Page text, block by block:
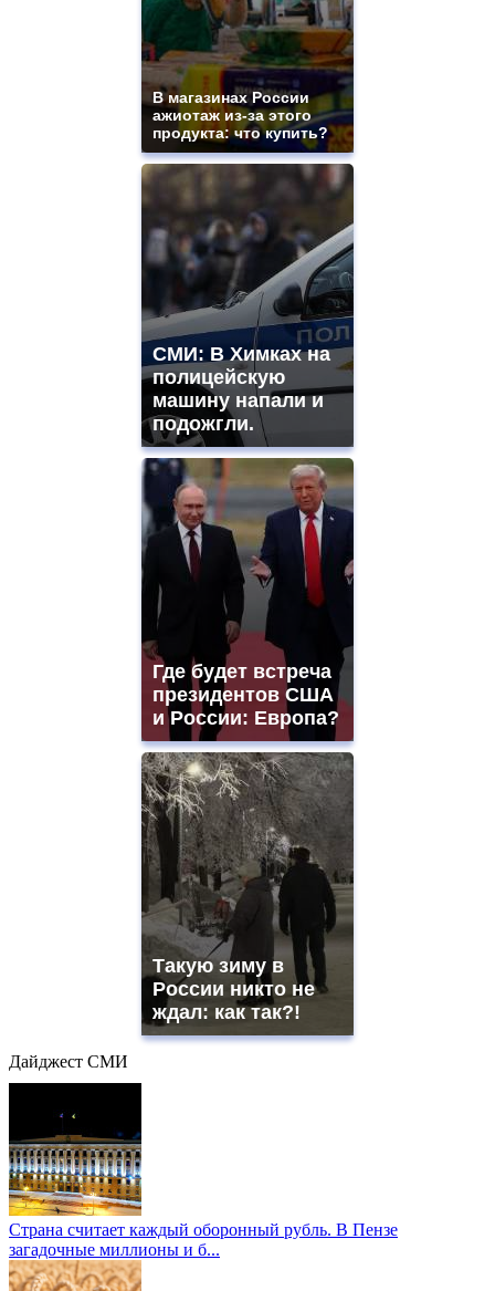
В магазинах России
ажиотаж из-за этого
продукта: что купить?
СМИ: В Химках на
полицейскую
машину напали и
подожгли.
Где будет встреча
президентов США
и России: Европа?
Такую зиму в
России никто не
ждал: как так?!
Дайджест СМИ
Страна считает каждый оборонный рубль. В Пензе
загадочные миллионы и б...